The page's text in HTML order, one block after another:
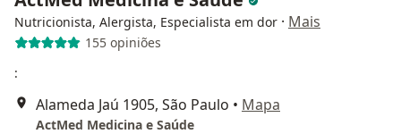
Nutricionista, Alergista, Especialista em dor · Mais
155 opiniões
:
Alameda Jaú 1905, São Paulo • Mapa
ActMed Medicina e Saúde